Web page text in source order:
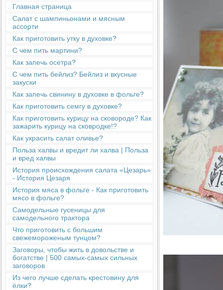
Главная страница
Салат с шампиньонами и мясным
ассорти
Как приготовить утку в духовке?
С чем пить мартини?
Как запечь осетра?
С чем пить бейлиз? Бейлиз и вкусные
закуски
Как запечь свинину в духовке в фольге?
Как приготовить семгу в духовке?
Как приготовить курицу на сковороде? Как
зажарить курицу на сковродке!?
Как украсить салат оливье?
Польза халвы и вредит ли халва | Польза
и вред халвы
История происхождения салата «Цезарь»
- История Цезаря
История мяса в фольге - Как приготовить
мясо в фольге?
Cамодельные гусеницы для
самодельного трактора
Что приготовить с большим
свежемороженым тунцом?
Заговоры, чтобы жить в довольстве и
богатстве | 500 самых-самых сильных
заговоров
Из чего лучше сделать крестовину для
ёлки?